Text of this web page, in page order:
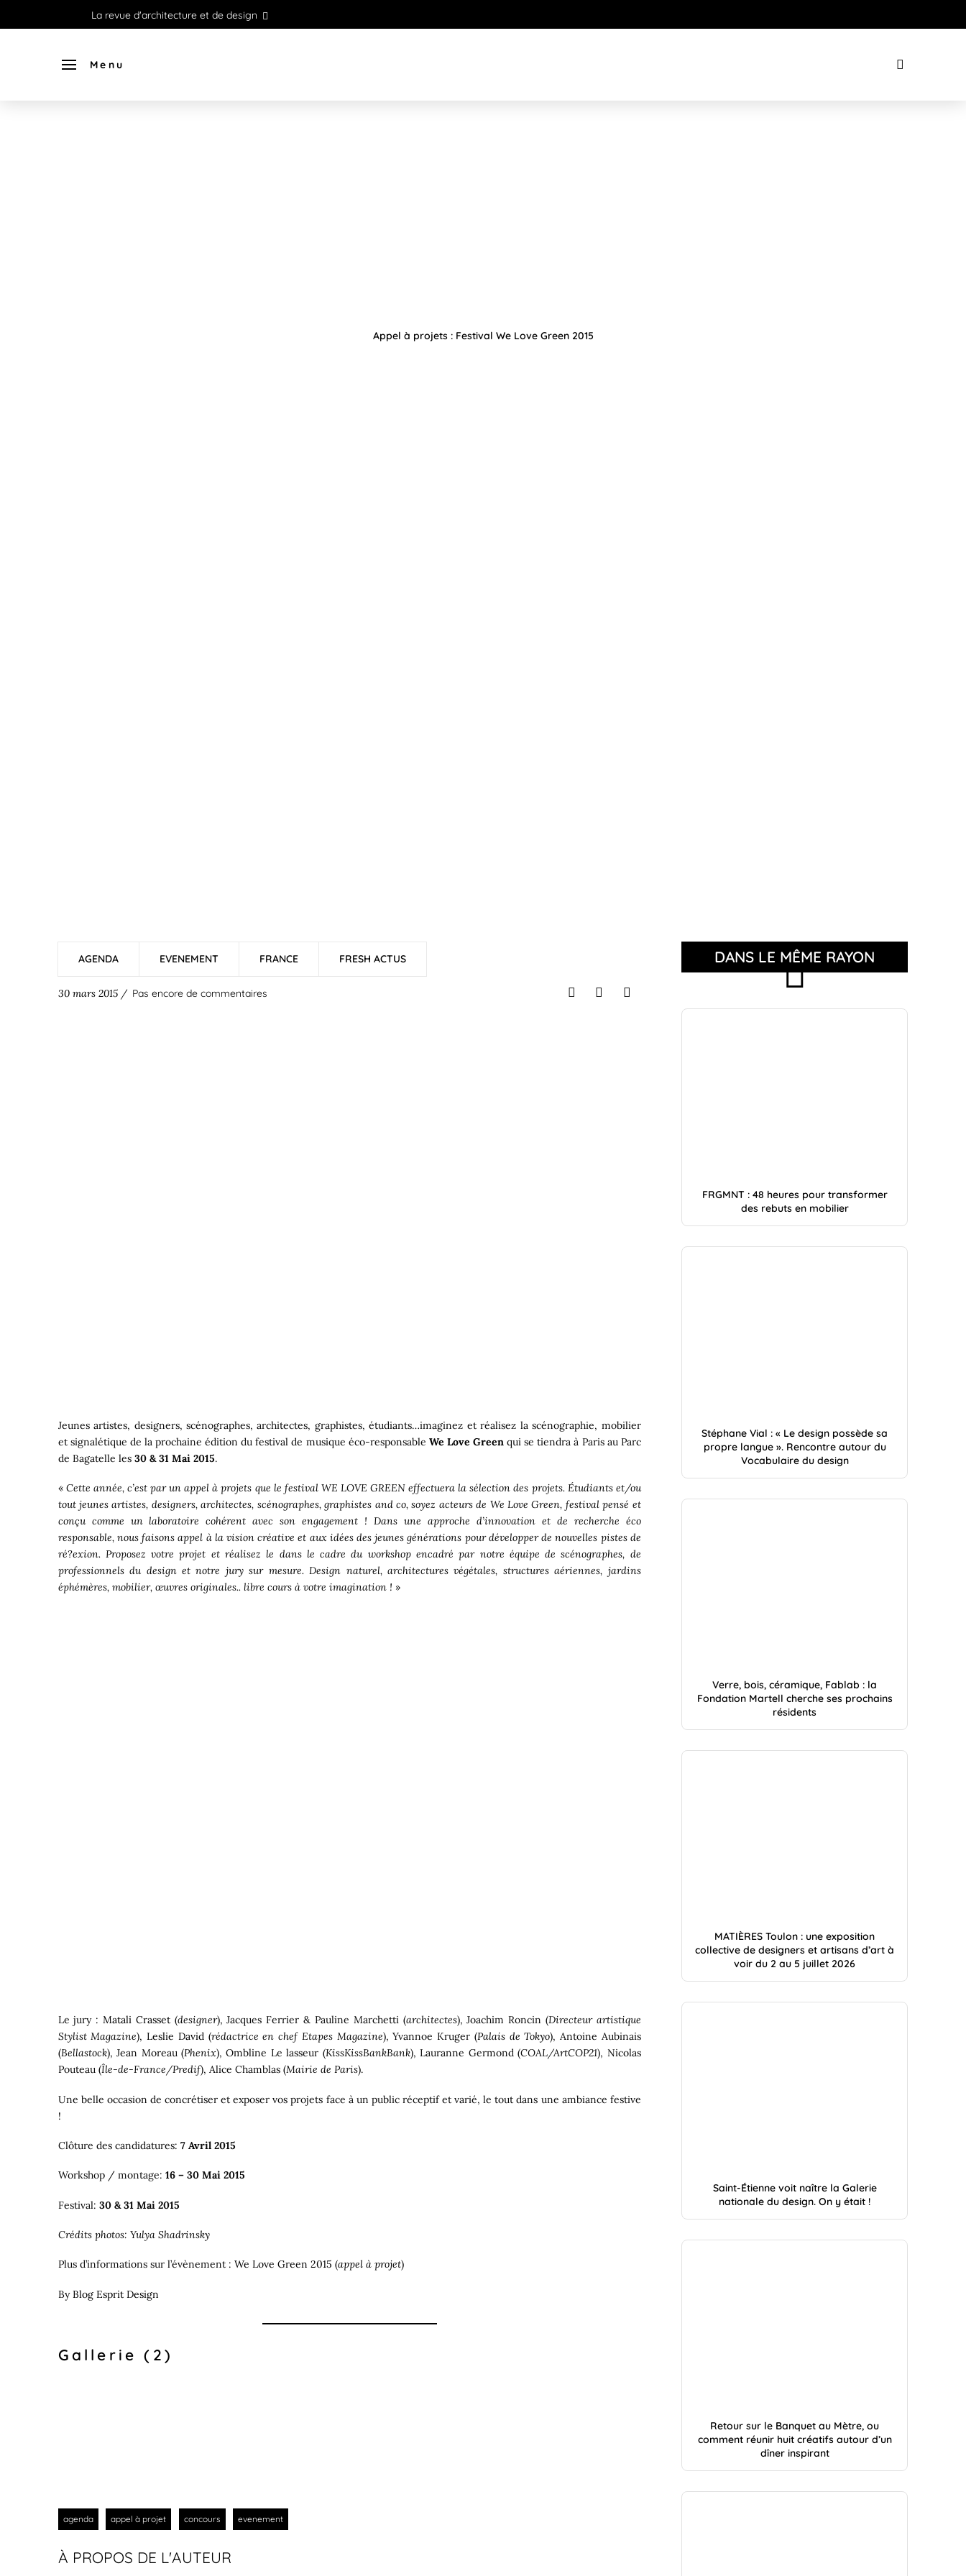
La revue d'architecture et de design
Menu
Appel à projets : Festival We Love Green 2015
AGENDA EVENEMENT FRANCE FRESH ACTUS
30 mars 2015 / Pas encore de commentaires
Jeunes artistes, designers, scénographes, architectes, graphistes, étudiants…imaginez et réalisez la scénographie, mobilier
et signalétique de la prochaine édition du festival de musique éco-responsable We Love Green qui se tiendra à Paris au Parc
de Bagatelle les 30 & 31 Mai 2015.
« Cette année, c’est par un appel à projets que le festival WE LOVE GREEN effectuera la sélection des projets. Étudiants et/ou
tout jeunes artistes, designers, architectes, scénographes, graphistes and co, soyez acteurs de We Love Green, festival pensé et
conçu comme un laboratoire cohérent avec son engagement ! Dans une approche d’innovation et de recherche éco
responsable, nous faisons appel à la vision créative et aux idées des jeunes générations pour développer de nouvelles pistes de
ré?exion. Proposez votre projet et réalisez le dans le cadre du workshop encadré par notre équipe de scénographes, de
professionnels du design et notre jury sur mesure. Design naturel, architectures végétales, structures aériennes, jardins
éphémères, mobilier, œuvres originales.. libre cours à votre imagination ! »
Le jury :Matali Crasset(designer), Jacques Ferrier & Pauline Marchetti (architectes), Joachim Roncin (Directeur artistique
Stylist Magazine),Leslie David(rédactrice en chef Etapes Magazine), Yvannoe Kruger (Palais de Tokyo), Antoine Aubinais
(Bellastock), Jean Moreau (Phenix), Ombline Le lasseur (KissKissBankBank), Lauranne Germond (COAL/ArtCOP21), Nicolas
Pouteau (Île-de-France/Predif), Alice Chamblas (Mairie de Paris).
Une belle occasion de concrétiser et exposer vos projets face à un public réceptif et varié, le tout dans une ambiance festive
!
Clôture des candidatures: 7 Avril 2015
Workshop / montage: 16 – 30 Mai 2015
Festival: 30 & 31 Mai 2015
Crédits photos: Yulya Shadrinsky
Plus d’informations sur l’évènement : We Love Green 2015 (appel à projet)
ByBlog Esprit Design
Gallerie (2)
agenda appel à projet concours evenement
À PROPOS DE L'AUTEUR
DANS LE MÊME RAYON
FRGMNT : 48 heures pour transformer
des rebuts en mobilier
Stéphane Vial : « Le design possède sa
propre langue ». Rencontre autour du
Vocabulaire du design
Verre, bois, céramique, Fablab : la
Fondation Martell cherche ses prochains
résidents
MATIÈRES Toulon : une exposition
collective de designers et artisans d’art à
voir du 2 au 5 juillet 2026
Saint-Étienne voit naître la Galerie
nationale du design. On y était !
Retour sur le Banquet au Mètre, ou
comment réunir huit créatifs autour d’un
dîner inspirant